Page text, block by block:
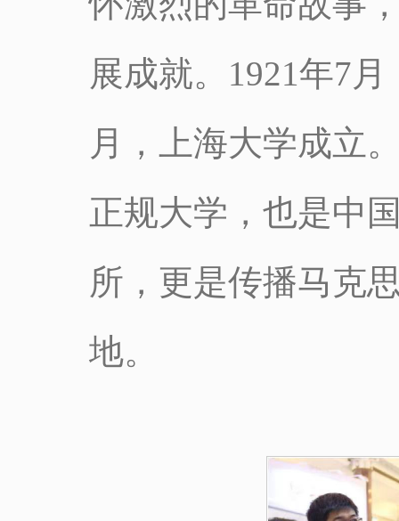
展成就。1921年7
月，上海大学成立
正规大学，也是中
所，更是传播马克
地。